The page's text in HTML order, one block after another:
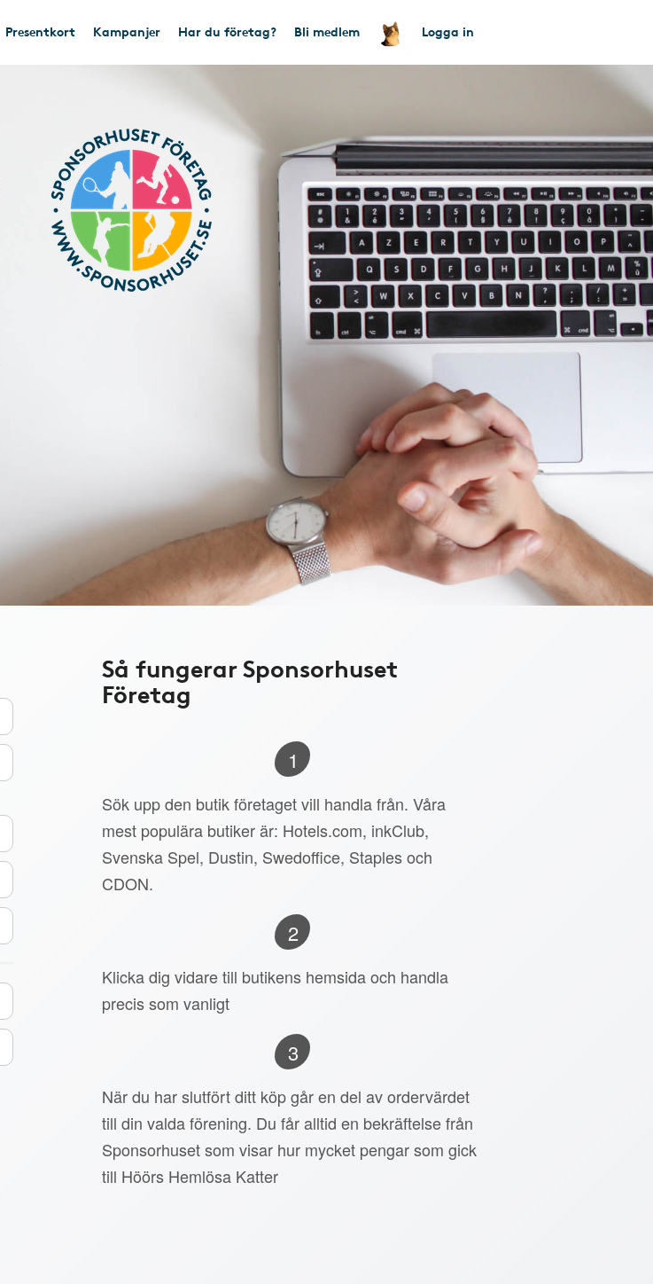
Presentkort Kampanjer Har du företag? Bli medlem Logga in
Så fungerar Sponsorhuset
Företag
1
Sök upp den butik företaget vill handla från. Våra
mest populära butiker är: Hotels.com, inkClub,
Svenska Spel, Dustin, Swedoffice, Staples och
CDON.
2
Klicka dig vidare till butikens hemsida och handla
precis som vanligt
3
När du har slutfört ditt köp går en del av ordervärdet
till din valda förening. Du får alltid en bekräftelse från
Sponsorhuset som visar hur mycket pengar som gick
till Höörs Hemlösa Katter